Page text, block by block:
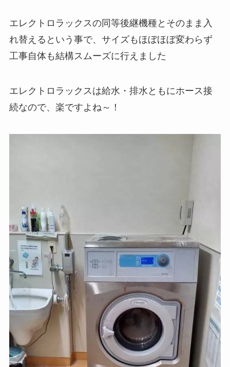
エレクトロラックスの同等後継機種とそのまま入
れ替えるという事で、サイズもほぼほぼ変わらず
工事自体も結構スムーズに行えました
エレクトロラックスは給水・排水ともにホース接
続なので、楽ですよね～！